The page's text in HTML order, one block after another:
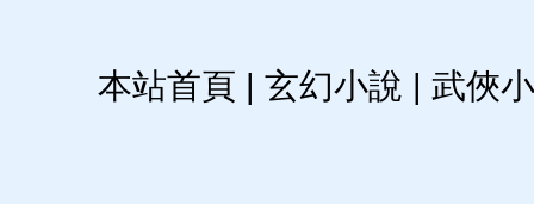
本站首頁 | 玄幻小說 | 武俠